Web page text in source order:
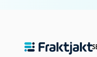
Terms